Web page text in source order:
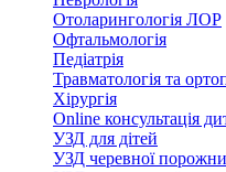
Отоларингологія ЛОР
Офтальмологія
Педіатрія
Травматологія та
Хірургія
Online консультація
УЗД для дітей
УЗД черевної